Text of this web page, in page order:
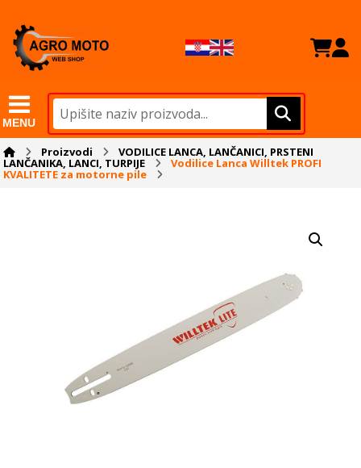
MENU
Proizvodi VODILICE LANCA, LANČANICI, PRSTENI
LANČANIKA, LANCI, TURPIJE Vodilice Lanca Willtek PROFI
KVALITETE za motorne pile